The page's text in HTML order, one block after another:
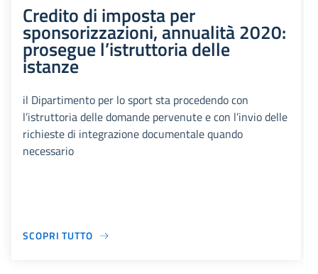
Credito di imposta per
sponsorizzazioni, annualità 2020:
prosegue l’istruttoria delle
istanze
il Dipartimento per lo sport sta procedendo con
l’istruttoria delle domande pervenute e con l’invio delle
richieste di integrazione documentale quando
necessario
SCOPRI TUTTO